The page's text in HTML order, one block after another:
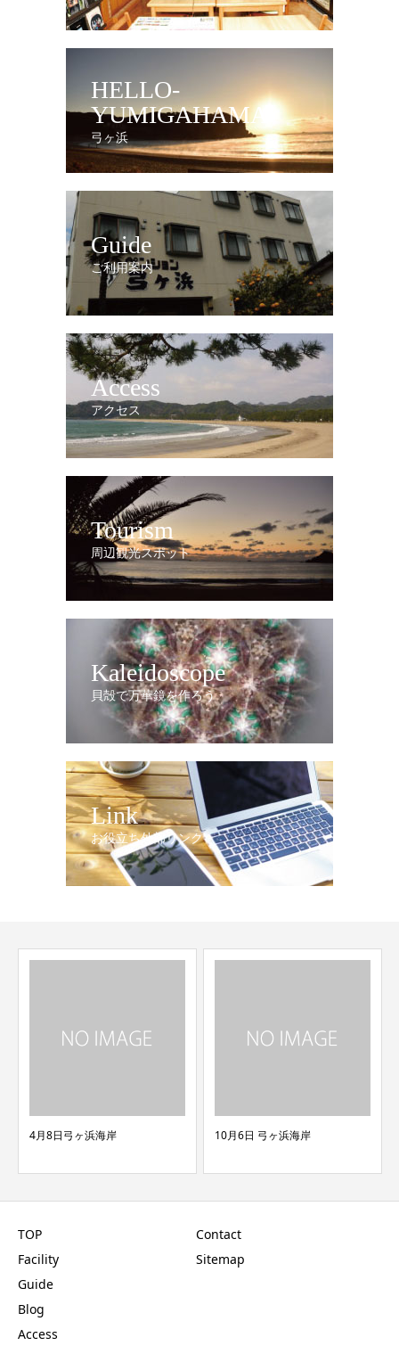
HELLO-
YUMIGAHAMA
弓ヶ浜
Guide
ご利用案内
Access
アクセス
Tourism
周辺観光スポット
Kaleidoscope
貝殻で万華鏡を作ろう
Link
お役立ち外部リンク
10月6日 弓ヶ浜海岸 02月15日 弓ヶ浜海岸
TOP
Facility
Guide
Blog
Access
Contact
Sitemap